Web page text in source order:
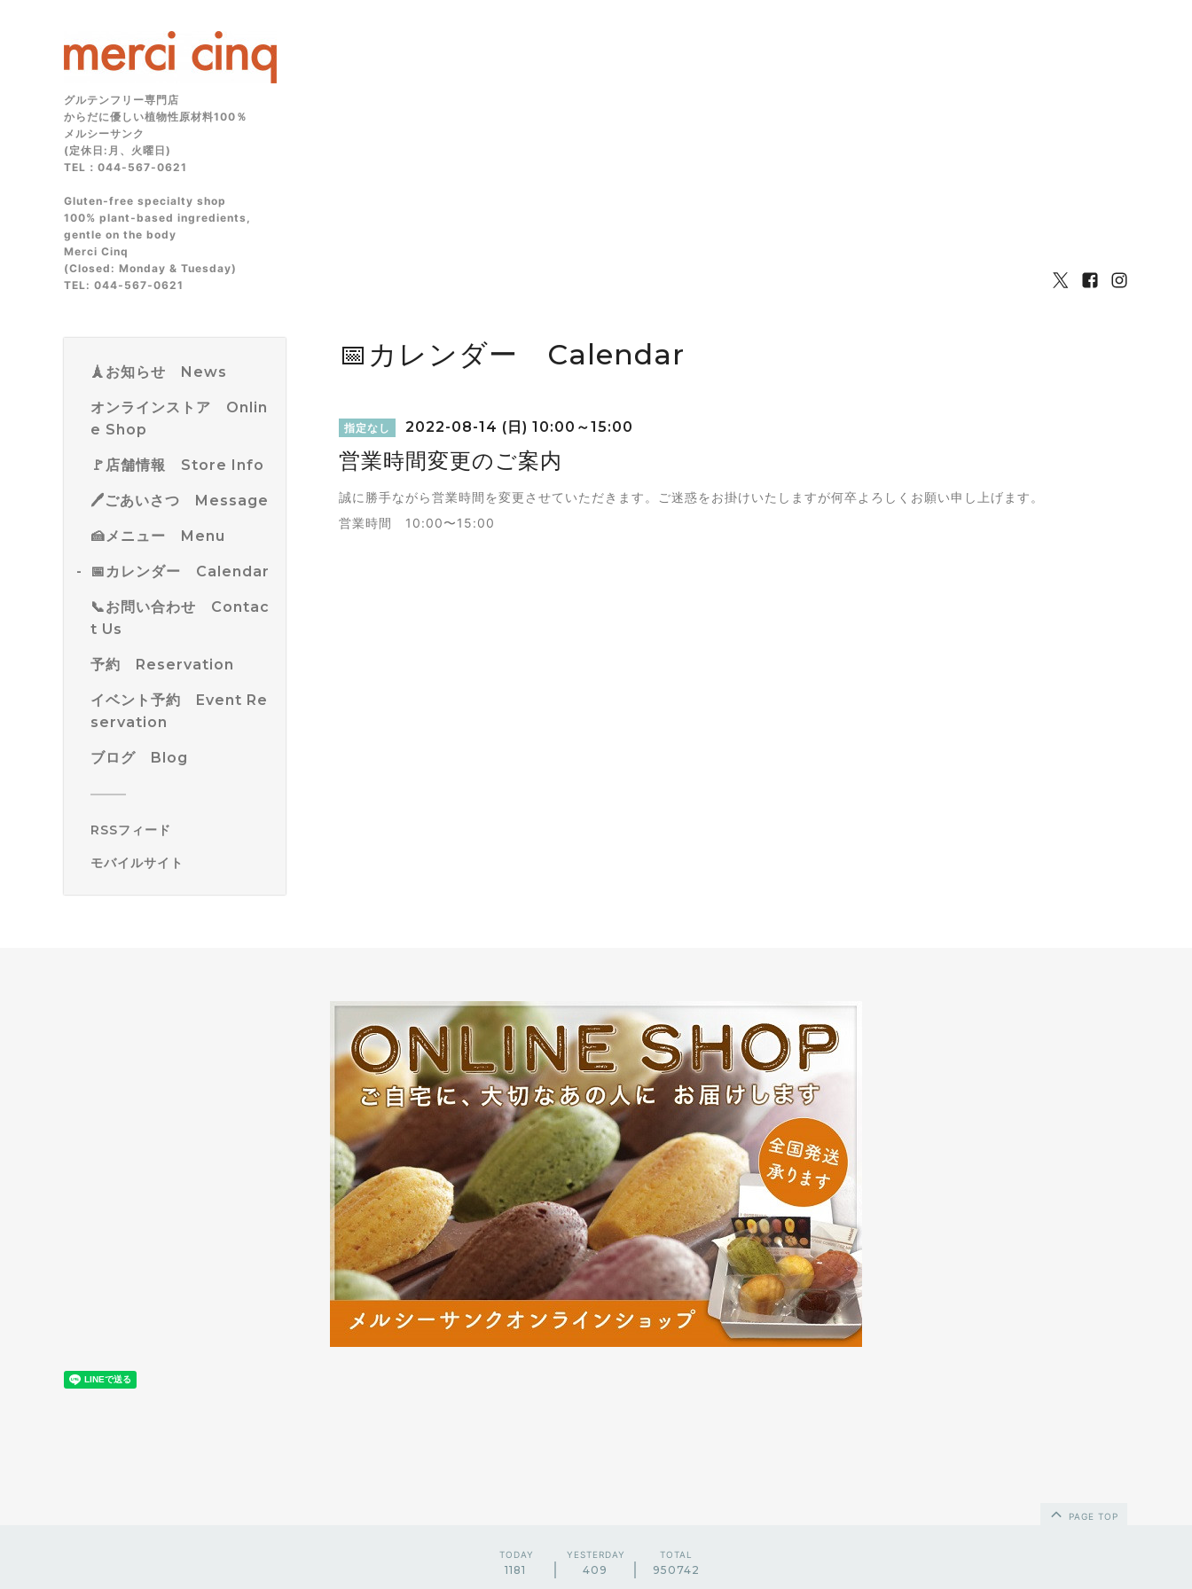
グルテンフリー専門店
からだに優しい植物性原材料100％
メルシーサンク
(定休日:月、火曜日)
TEL：044-567-0621
Gluten‑free specialty shop
100% plant‑based ingredients,
gentle on the body
Merci Cinq
(Closed: Monday & Tuesday)
TEL: 044‑567‑0621
🗼お知らせ News
オンラインストア Onlin
e Shop
🚩店舗情報 Store Info
🖊ごあいさつ Message
🍰メニュー Menu
📅カレンダー Calendar
📞お問い合わせ Contac
t Us
予約 Reservation
イベント予約 Event Re
servation
ブログ Blog
RSSフィード
モバイルサイト
📅カレンダー Calendar
指定なし 2022-08-14 (日) 10:00～15:00
営業時間変更のご案内
誠に勝手ながら営業時間を変更させていただきます。ご迷惑をお掛けいたしますが何卒よろしくお願い申し上げます。
営業時間 10:00〜15:00
PAGE TOP
TODAY
1181
YESTERDAY
409
TOTAL
950742